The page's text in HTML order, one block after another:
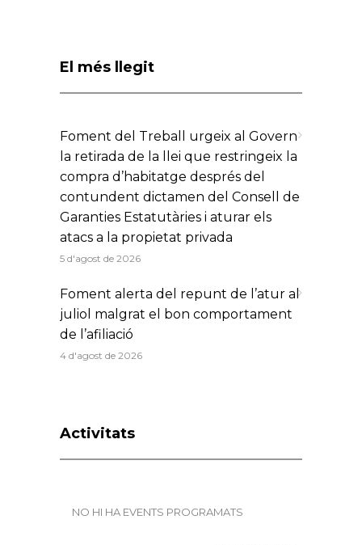
El més llegit
Foment del Treball urgeix al Govern
la retirada de la llei que restringeix la
compra d’habitatge després del
contundent dictamen del Consell de
Garanties Estatutàries i aturar els
atacs a la propietat privada
5 d'agost de 2026
Foment alerta del repunt de l’atur al
juliol malgrat el bon comportament
de l’afiliació
4 d'agost de 2026
Activitats
NO HI HA EVENTS PROGRAMATS